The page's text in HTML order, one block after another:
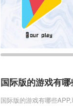
国际版的游戏有
国际版的游戏有哪些